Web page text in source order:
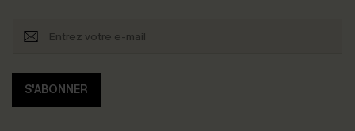
S'ABONNER